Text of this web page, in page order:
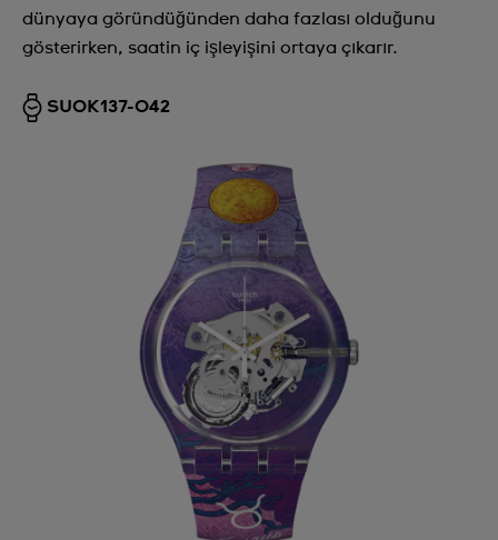
dünyaya göründüğünden daha fazlası olduğunu
gösterirken, saatin iç işleyişini ortaya çıkarır.
SUOK137-042